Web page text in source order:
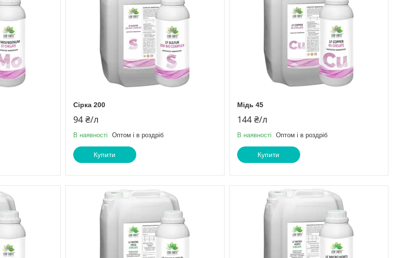
Сірка 200
94 ₴/л
В наявності Оптом і в роздріб
Купити
Мідь 45
144 ₴/л
В наявності Оптом і в роздріб
Купити